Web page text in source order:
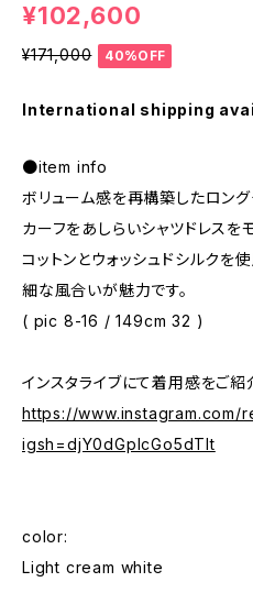
¥102,600
¥171,000 40%OFF
International shipping
●item info
ボリューム感を再構築したロング
カーフをあしらいシャツドレスを
コットンとウォッシュドシルクを
細な風合いが魅力です。
( pic 8-16 / 149cm 32 )
インスタライブにて着用感をご紹
https://www.instagram.com/
igsh=djY0dGplcGo5dTlt
color:
Light cream white